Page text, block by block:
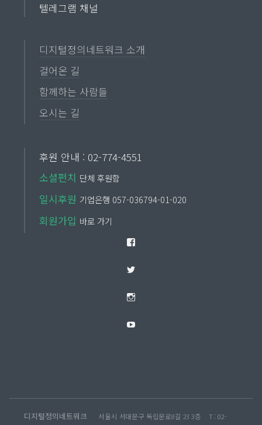
텔레그램 채널
디지털정의네트워크 소개
걸어온 길
함께하는 사람들
오시는 길
후원 안내 : 02-774-4551
소셜펀치 단체 후원함
일시후원 기업은행 057-036794-01-020
회원가입 바로 가기
Facebook
Twitter
Instagram
YouTube
디지털정의네트워크 서울시 서대문구 독립문로8길 23 3층
T : 02-